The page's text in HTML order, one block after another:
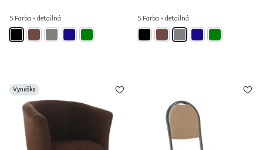
5 Farba - detailná 5 Farba - detailná
Vynáška